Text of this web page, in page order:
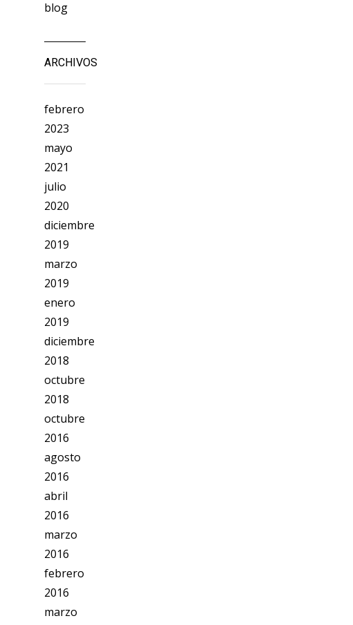
blog
ARCHIVOS
febrero
2023
mayo
2021
julio
2020
diciembre
2019
marzo
2019
enero
2019
diciembre
2018
octubre
2018
octubre
2016
agosto
2016
abril
2016
marzo
2016
febrero
2016
marzo